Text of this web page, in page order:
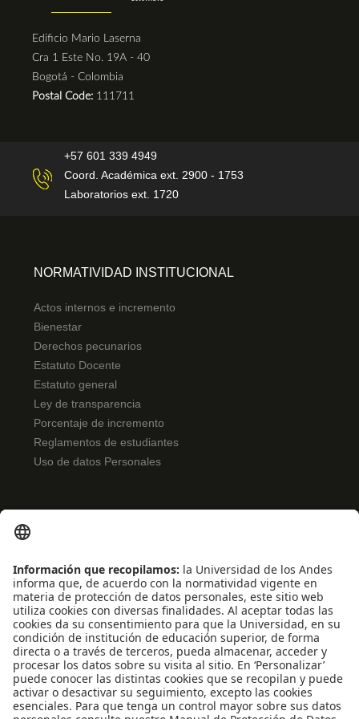
Edificio Mario Laserna
Cra 1 Este No. 19A - 40
Bogotá - Colombia
Postal Code: 111711
+57 601 339 4949
Coord. Académica ext. 2900 - 1753
Laboratorios ext. 1720
NORMATIVIDAD INSTITUCIONAL
Actos internos e incremento
Bienestar
Derechos pecunarios
Estatuto Docente
Estatuto general
Ley de transparencia
Porcentaje de incremento
Reglamentos de estudiantes
Uso de datos Personales
Noticias
Eventos
Profesores
Iniciativas estudiantiles
Escuela Internacional de Verano
Apoyo financiero
Software y tecnología